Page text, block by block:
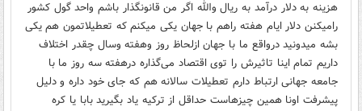
هزینه به دلار درآمد به ریال والله اگر من قانونگذار باشم واحد گول کشور
رامیکنن دلار ایام هفته راهم با جهان یکی میکنم که تعطیلاتمون هم یکی
بشه میدونید درواقع ما با جهان ازلحاظ روز وهفته وسال چقدر اختلاف
داریم تمام اینا تاثیرش را توی اقتصاد می‌گذاره درهفته سه روز ما با
جامعه جهانی ارتباط دارم تعطیلات سالانه هم که جای خود داره و دلیل
پیشرفت اونا همین چيزهاست حداقل از ترکیه یاد بگیرید بابا یا کره